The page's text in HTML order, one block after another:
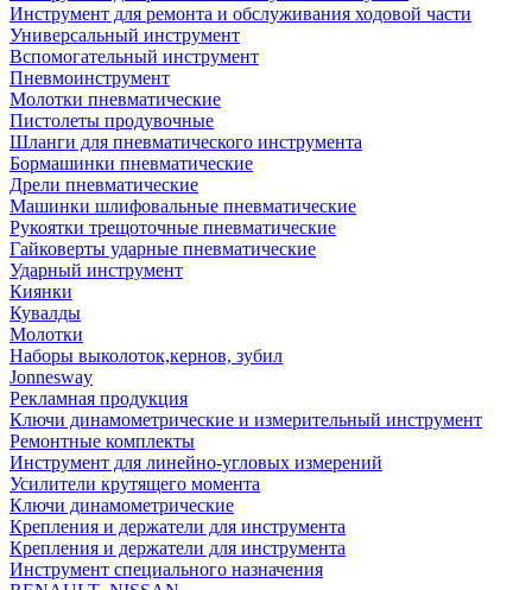
Инструмент для ремонта и обслуживания ходовой части
Универсальный инструмент
Вспомогательный инструмент
Пневмоинструмент
Молотки пневматические
Пистолеты продувочные
Шланги для пневматического инструмента
Бормашинки пневматические
Дрели пневматические
Машинки шлифовальные пневматические
Рукоятки трещоточные пневматические
Гайковерты ударные пневматические
Ударный инструмент
Киянки
Кувалды
Молотки
Наборы выколоток,кернов, зубил
Jonnesway
Рекламная продукция
Ключи динамометрические и измерительный инструмент
Ремонтные комплекты
Инструмент для линейно-угловых измерений
Усилители крутящего момента
Ключи динамометрические
Крепления и держатели для инструмента
Крепления и держатели для инструмента
Инструмент специального назначения